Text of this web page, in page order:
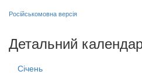
Російськомовна версія
Детальний
Січень